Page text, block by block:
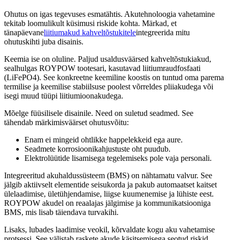
Ohutus on igas tegevuses esmatähtis. Akutehnoloogia vahetamine
tekitab loomulikult küsimusi riskide kohta. Märkad, et
tänapäevaneliitiumakud kahveltõstukiteleintegreerida mitu
ohutuskihti juba disainis.
Keemia ise on oluline. Paljud usaldusväärsed kahveltõstukiakud,
sealhulgas ROYPOW tootesari, kasutavad liitiumraudfosfaati
(LiFePO4). See konkreetne keemiline koostis on tuntud oma parema
termilise ja keemilise stabiilsuse poolest võrreldes pliiakudega või
isegi muud tüüpi liitiumioonakudega.
Mõelge füüsilisele disainile. Need on suletud seadmed. See
tähendab märkimisväärset ohutusvõitu:
Enam ei mingeid ohtlikke happelekkeid ega aure.
Seadmete korrosioonikahjustuste oht puudub.
Elektrolüütide lisamisega tegelemiseks pole vaja personali.
Integreeritud akuhaldussüsteem (BMS) on nähtamatu valvur. See
jälgib aktiivselt elementide seisukorda ja pakub automaatset kaitset
ülelaadimise, ületühjendamise, liigse kuumenemise ja lühiste eest.
ROYPOW akudel on reaalajas jälgimise ja kommunikatsiooniga
BMS, mis lisab täiendava turvakihi.
Lisaks, lubades laadimise veokil, kõrvaldate kogu aku vahetamise